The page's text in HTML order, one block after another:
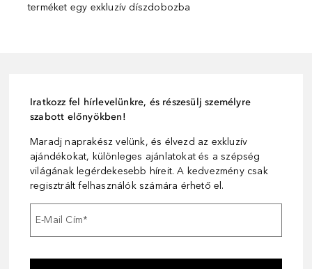
terméket egy exkluzív díszdobozba
Iratkozz fel hírlevelünkre, és részesülj személyre
szabott előnyökben!
Maradj naprakész velünk, és élvezd az exkluzív
ajándékokat, különleges ajánlatokat és a szépség
világának legérdekesebb híreit. A kedvezmény csak
regisztrált felhasználók számára érhető el.
E-Mail Cím*